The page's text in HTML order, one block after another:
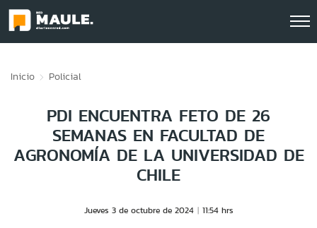
Inicio Policial
PDI ENCUENTRA FETO DE 26
SEMANAS EN FACULTAD DE
AGRONOMÍA DE LA UNIVERSIDAD DE
CHILE
Jueves 3 de octubre de 2024 11:54 hrs